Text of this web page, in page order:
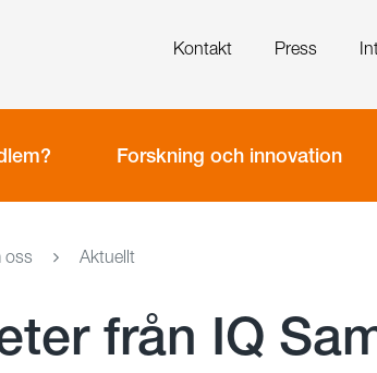
Kontakt Press
Forskning och innovation
oss Aktuellt
från IQ